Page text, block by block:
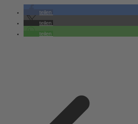
teilen
teilen
teilen